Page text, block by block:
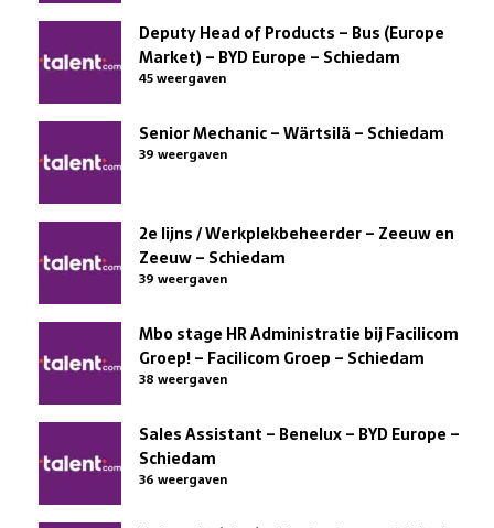
Deputy Head of Products – Bus (Europe
Market) – BYD Europe – Schiedam
45 weergaven
Senior Mechanic – Wärtsilä – Schiedam
39 weergaven
2e lijns / Werkplekbeheerder – Zeeuw en
Zeeuw – Schiedam
39 weergaven
Mbo stage HR Administratie bij Facilicom
Groep! – Facilicom Groep – Schiedam
38 weergaven
Sales Assistant – Benelux – BYD Europe –
Schiedam
36 weergaven